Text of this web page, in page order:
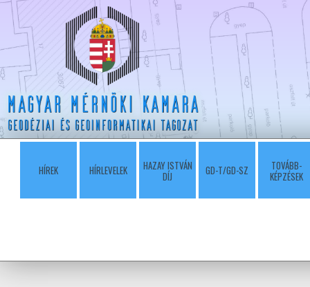
HÍREK HÍRLEVELEK
HAZAY ISTVÁN
DÍJ
GD-T/GD-SZ
TOVÁBB-
KÉPZÉSEK